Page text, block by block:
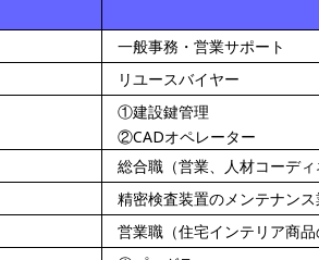
一般事務・営業サポート
リユースバイヤー
①建設鍵管理
②CADオペレーター
総合職（営業、人材コーディ
精密検査装置のメンテナンス
営業職（住宅インテリア商品